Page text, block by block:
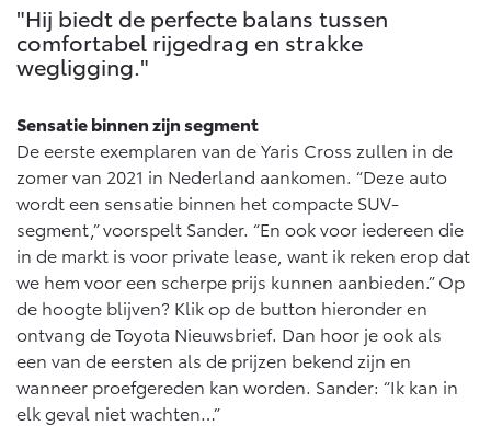
"Hij biedt de perfecte balans tussen
comfortabel rijgedrag en strakke
wegligging."
Sensatie binnen zijn segment
De eerste exemplaren van de Yaris Cross zullen in de
zomer van 2021 in Nederland aankomen. “Deze auto
wordt een sensatie binnen het compacte SUV-
segment,” voorspelt Sander. “En ook voor iedereen die
in de markt is voor private lease, want ik reken erop dat
we hem voor een scherpe prijs kunnen aanbieden.” Op
de hoogte blijven? Klik op de button hieronder en
ontvang de Toyota Nieuwsbrief. Dan hoor je ook als
een van de eersten als de prijzen bekend zijn en
wanneer proefgereden kan worden. Sander: “Ik kan in
elk geval niet wachten…”